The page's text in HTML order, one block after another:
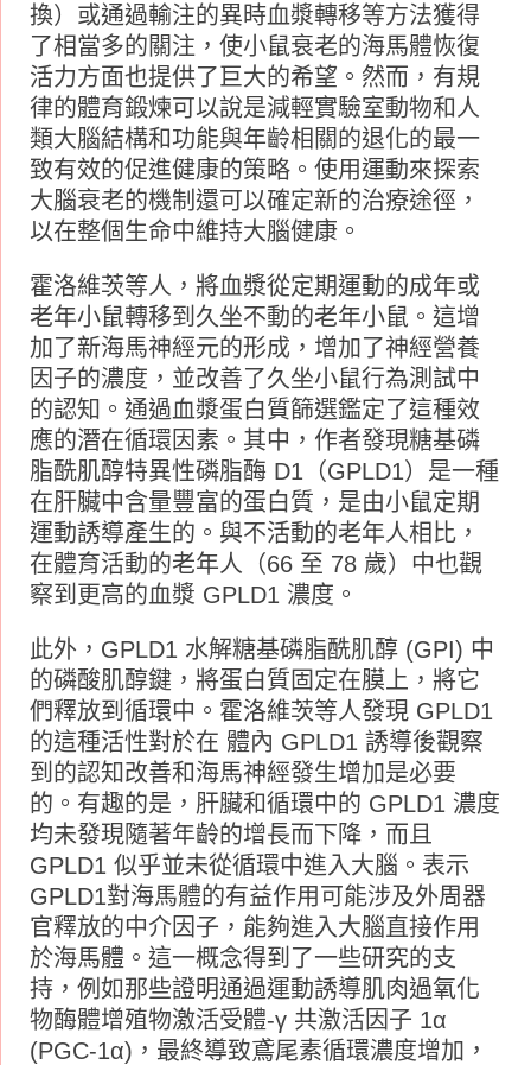
換）或通過輸注的異時血漿轉移等方法獲得
了相當多的關注，使小鼠衰老的海馬體恢復
活力方面也提供了巨大的希望。然而，有規
律的體育鍛煉可以說是減輕實驗室動物和人
類大腦結構和功能與年齡相關的退化的最一
致有效的促進健康的策略。使用運動來探索
大腦衰老的機制還可以確定新的治療途徑，
以在整個生命中維持大腦健康。
霍洛維茨等人，將血漿從定期運動的成年或
老年小鼠轉移到久坐不動的老年小鼠。這增
加了新海馬神經元的形成，增加了神經營養
因子的濃度，並改善了久坐小鼠行為測試中
的認知。通過血漿蛋白質篩選鑑定了這種效
應的潛在循環因素。其中，作者發現糖基磷
脂酰肌醇特異性磷脂酶 D1（GPLD1）是一種
在肝臟中含量豐富的蛋白質，是由小鼠定期
運動誘導產生的。與不活動的老年人相比，
在體育活動的老年人（66 至 78 歲）中也觀
察到更高的血漿 GPLD1 濃度。
此外，GPLD1 水解糖基磷脂酰肌醇 (GPI) 中
的磷酸肌醇鍵，將蛋白質固定在膜上，將它
們釋放到循環中。霍洛維茨等人發現 GPLD1
的這種活性對於在 體內 GPLD1 誘導後觀察
到的認知改善和海馬神經發生增加是必要
的。有趣的是，肝臟和循環中的 GPLD1 濃度
均未發現隨著年齡的增長而下降，而且
GPLD1 似乎並未從循環中進入大腦。表示
GPLD1對海馬體的有益作用可能涉及外周器
官釋放的中介因子，能夠進入大腦直接作用
於海馬體。這一概念得到了一些研究的支
持，例如那些證明通過運動誘導肌肉過氧化
物酶體增殖物激活受體-γ 共激活因子 1α
(PGC-1α)，最終導致鳶尾素循環濃度增加，